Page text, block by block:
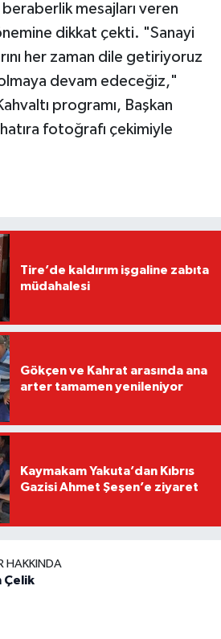
mesajları veren
dikkat çekti. "Sanayi
her zaman dile getiriyoruz
olmaya devam edeceğiz,"
programı, Başkan
fotoğrafı çekimiyle
Tire’de kaldırım işgaline zabıta
müdahalesi
Gökçen ve Kahrat arasında ana
arter tamamen yenileniyor
Kaymakam Yakuta’dan Kıbrıs
Gazisi Ahmet Şeşen’e ziyaret
HAKKINDA
Çelik